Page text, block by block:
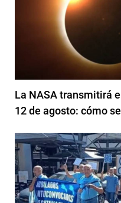
La NASA transmitirá
12 de agosto: cómo